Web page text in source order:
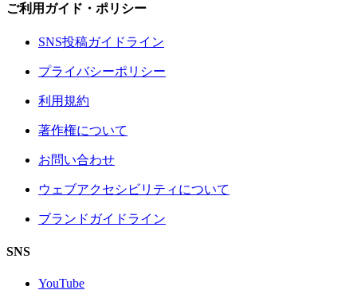
ご利用ガイド・ポリシー
SNS投稿ガイドライン
プライバシーポリシー
利用規約
著作権について
お問い合わせ
ウェブアクセシビリティについて
ブランドガイドライン
SNS
YouTube